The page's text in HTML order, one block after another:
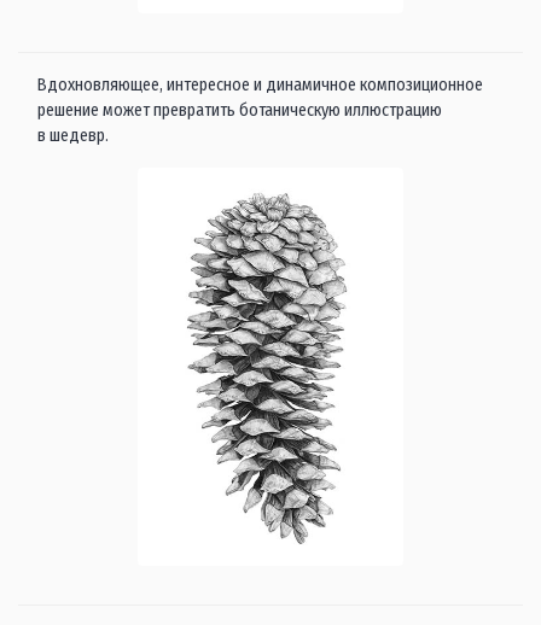
Вдохновляющее, интересное и динамичное композиционное
решение может превратить ботаническую иллюстрацию
в шедевр.